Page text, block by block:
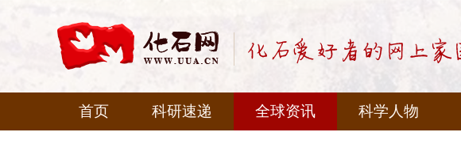
首页 科研速递 全球资讯 科学人物